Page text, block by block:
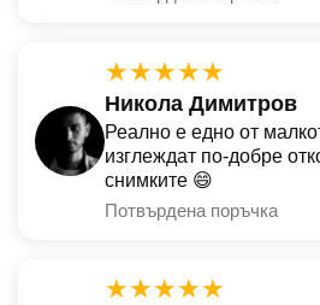
★★★★★
Никола Димитров
Реално е едно от
изглеждат по-добре
снимките 😄
Потвърдена поръчка
★★★★★